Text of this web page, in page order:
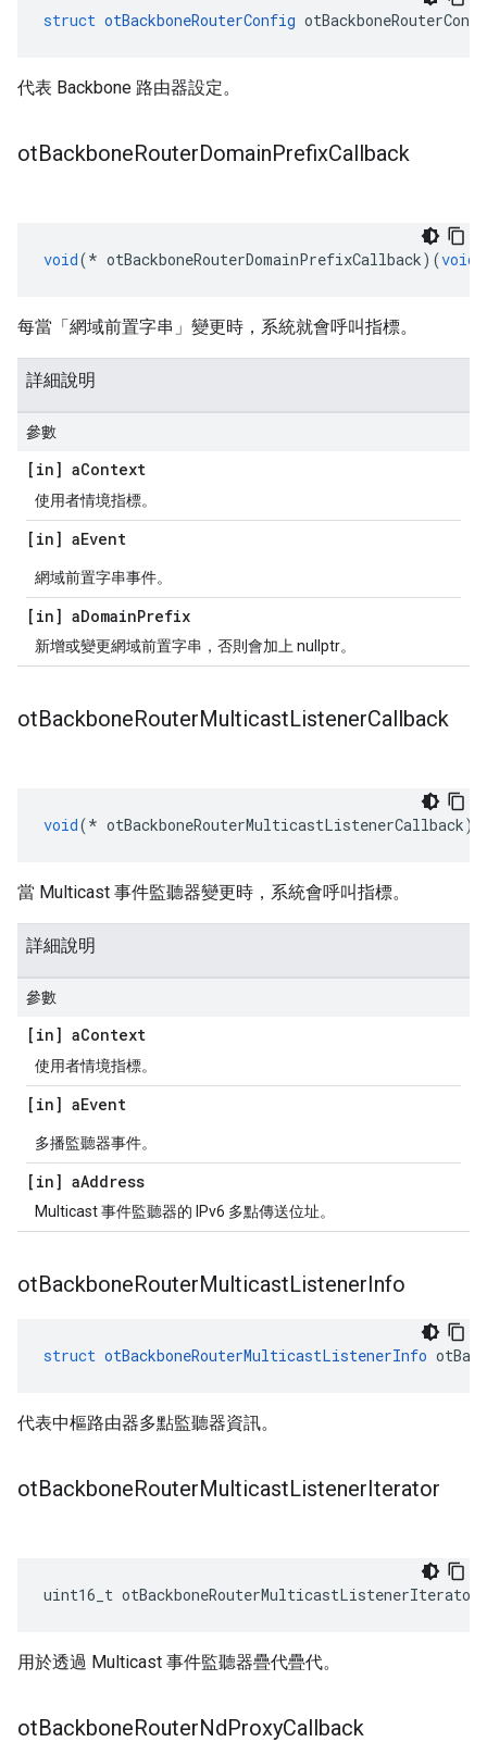
struct otBackboneRouterConfig
代表 Backbone 路由器設定。
otBackboneRouterDomainPrefixCallback
void(* otBackboneRouterDomainPrefixCallback)(void
每當「網域前置字串」變更時，系統就會呼叫指標。
詳細說明
參數
[in] aContext
使用者情境指標。
[in] aEvent
網域前置字串事件。
[in] aDomainPrefix
新增或變更網域前置字串，否則會加上 nullptr。
otBackboneRouterMulticastListenerCallback
void(* otBackboneRouterMulticastListenerCallback)(
當 Multicast 事件監聽器變更時，系統會呼叫指標。
詳細說明
參數
[in] aContext
使用者情境指標。
[in] aEvent
多播監聽器事件。
[in] aAddress
Multicast 事件監聽器的 IPv6 多點傳送位址。
otBackboneRouterMulticastListenerInfo
struct otBackboneRouterMulticastListenerInfo
代表中樞路由器多點監聽器資訊。
otBackboneRouterMulticastListenerIterator
uint16_t otBackboneRouterMulticastListenerIterator
用於透過 Multicast 事件監聽器疊代疊代。
otBackboneRouterNdProxyCallback